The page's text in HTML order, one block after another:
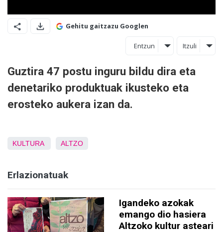
Gehitu gaitzazu Googlen
Entzun Itzuli
Guztira 47 postu inguru bildu dira eta
denetariko produktuak ikusteko eta
erosteko aukera izan da.
KULTURA ALTZO
Erlazionatuak
Igandeko azokak
emango dio hasiera
Altzoko kultur asteari